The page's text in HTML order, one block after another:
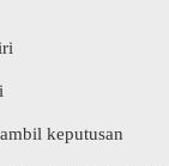
keputusan